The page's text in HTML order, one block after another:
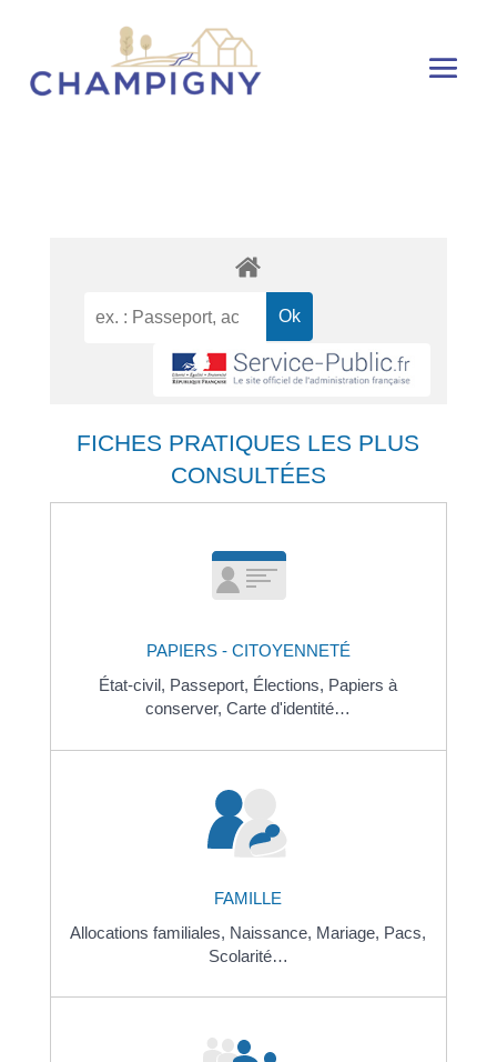
FICHES PRATIQUES LES PLUS
CONSULTÉES
PAPIERS - CITOYENNETÉ
État-civil, Passeport, Élections, Papiers à
conserver,Carte d'identité…
FAMILLE
Allocations familiales, Naissance, Mariage, Pacs,
Scolarité…